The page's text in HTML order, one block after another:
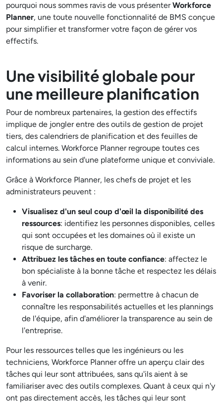
pourquoi nous sommes ravis de vous présenterWorkforce
Planner, une toute nouvelle fonctionnalité de BMS conçue
pour simplifier et transformer votre façon de gérer vos
effectifs.
Une visibilité globale pour
une meilleure planification
Pour de nombreux partenaires, la gestion des effectifs
implique de jongler entre des outils de gestion de projet
tiers, des calendriers de planification et des feuilles de
calcul internes. Workforce Planner regroupe toutes ces
informations au sein d'une plateforme unique et conviviale.
Grâce à Workforce Planner, les chefs de projet et les
administrateurs peuvent :
Visualisez d'un seul coup d'œil la disponibilité des
ressources: identifiez les personnes disponibles, celles
qui sont occupées et les domaines où il existe un
risque de surcharge.
Attribuez les tâches en toute confiance: affectez le
bon spécialiste à la bonne tâche et respectez les délais
à venir.
Favoriser la collaboration: permettre à chacun de
connaître les responsabilités actuelles et les plannings
de l'équipe, afin d'améliorer la transparence au sein de
l'entreprise.
Pour les ressources telles que les ingénieurs ou les
techniciens, Workforce Planner offre un aperçu clair des
tâches qui leur sont attribuées, sans qu'ils aient à se
familiariser avec des outils complexes. Quant à ceux qui n'y
ont pas directement accès, les tâches qui leur sont